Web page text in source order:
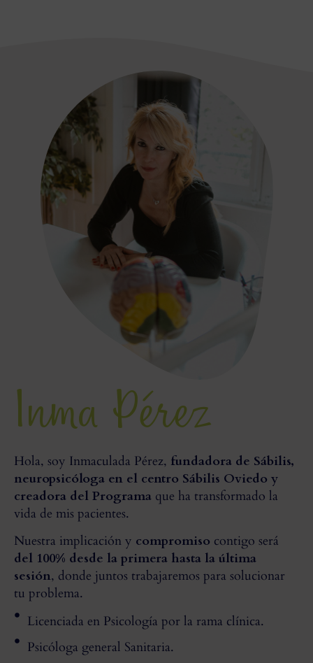
Inma Pérez
Hola, soy Inmaculada Pérez, fundadora de Sábilis,
neuropsicóloga en el centro Sábilis Oviedo y
creadora del Programa que ha transformado la
vida de mis pacientes.
Nuestra implicación y compromiso contigo será
del 100% desde la primera hasta la última
sesión, donde juntos trabajaremos para solucionar
tu problema.
Licenciada en Psicología por la rama clínica.
Psicóloga general Sanitaria.